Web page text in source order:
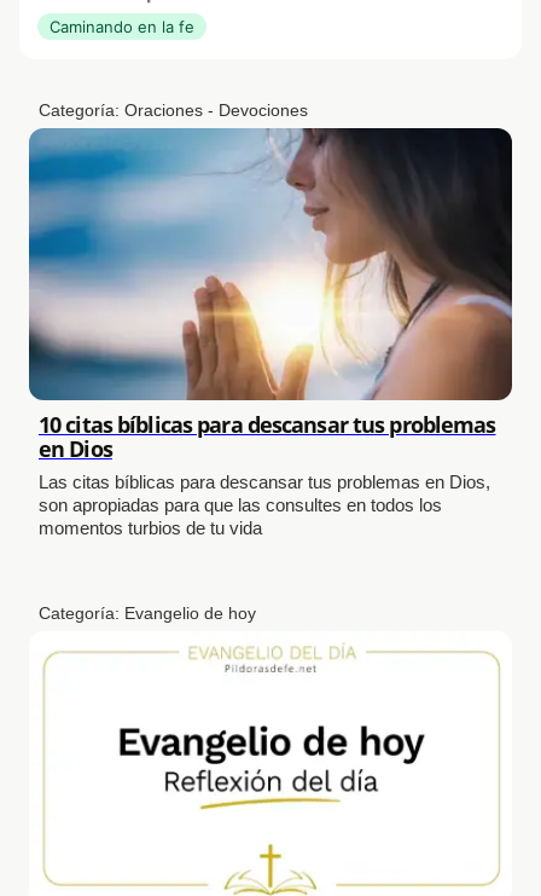
Caminando en la fe
Categoría: Oraciones - Devociones
10 citas bíblicas para descansar tus problemas
en Dios
Las citas bíblicas para descansar tus problemas en Dios,
son apropiadas para que las consultes en todos los
momentos turbios de tu vida
Categoría: Evangelio de hoy